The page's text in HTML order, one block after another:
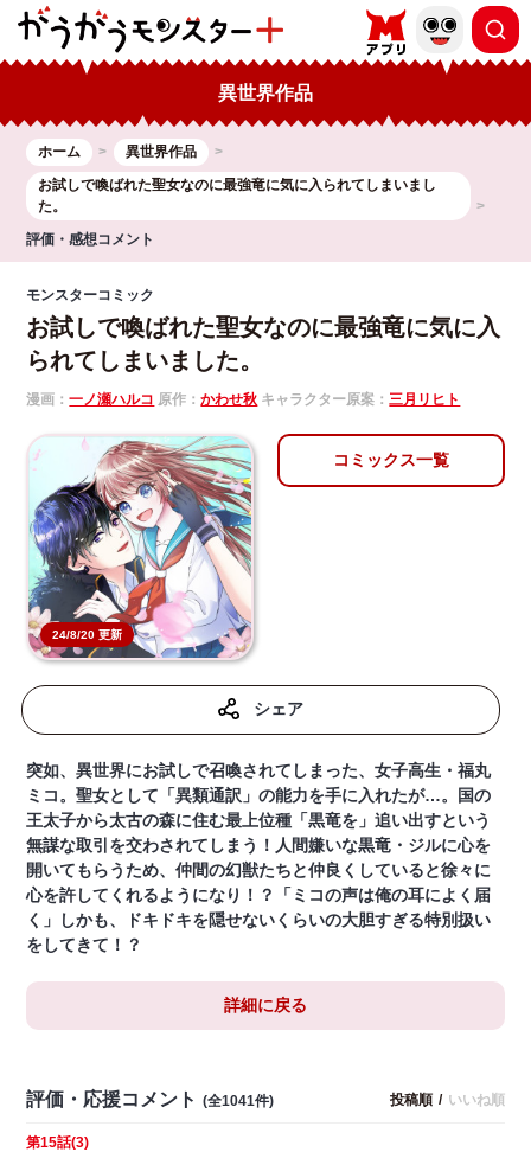
異世界作品
ホーム
異世界作品
お試しで喚ばれた聖女なのに最強竜に気に入られてしまいまし
た。
評価・感想コメント
モンスターコミック
お試しで喚ばれた聖女なのに最強竜に気に入
られてしまいました。
漫画：一ノ瀬ハルコ 原作：かわせ秋 キャラクター原案： 三月リヒト
24/8/20 更新
コミックス一覧
シェア
突如、異世界にお試しで召喚されてしまった、女子高生・福丸
ミコ。聖女として「異類通訳」の能力を手に入れたが…。国の
王太子から太古の森に住む最上位種「黒竜を」追い出すという
無謀な取引を交わされてしまう！人間嫌いな黒竜・ジルに心を
開いてもらうため、仲間の幻獣たちと仲良くしていると徐々に
心を許してくれるようになり！？「ミコの声は俺の耳によく届
く」しかも、ドキドキを隠せないくらいの大胆すぎる特別扱い
をしてきて！？
詳細に戻る
評価・応援コメント (全1041件) 投稿順 / いいね順
第15話(3)